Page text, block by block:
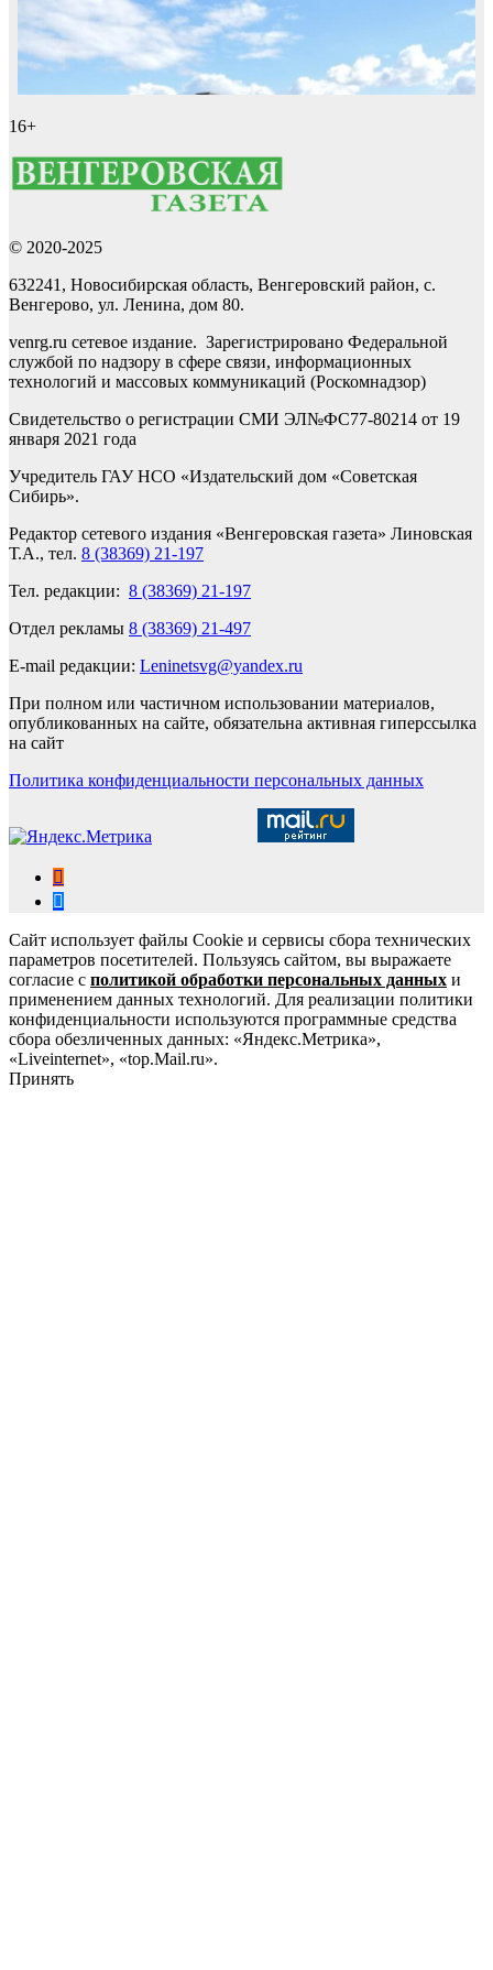
16+
© 2020-2025
632241, Новосибирская область, Венгеровский район, с.
Венгерово, ул. Ленина, дом 80.
venrg.ru сетевое издание. Зарегистрировано Федеральной
службой по надзору в сфере связи, информационных
технологий и массовых коммуникаций (Роскомнадзор)
Свидетельство о регистрации СМИ ЭЛ№ФС77-80214 от 19
января 2021 года
Учредитель ГАУ НСО «Издательский дом «Советская
Сибирь».
Редактор сетевого издания «Венгеровская газета» Линовская
Т.А., тел. 8 (38369) 21-197
Тел. редакции: 8 (38369) 21-197
Отдел рекламы 8 (38369) 21-497
E-mail редакции: Leninetsvg@yandex.ru
При полном или частичном использовании материалов,
опубликованных на сайте, обязательна активная гиперссылка
на сайт
Политика конфиденциальности персональных данных
Сайт использует файлы Cookie и сервисы сбора технических
параметров посетителей. Пользуясь сайтом, вы выражаете
согласие с политикой обработки персональных данных и
применением данных технологий. Для реализации политики
конфиденциальности используются программные средства
сбора обезличенных данных: «Яндекс.Метрика»,
«Liveinternet», «top.Mail.ru».
Принять